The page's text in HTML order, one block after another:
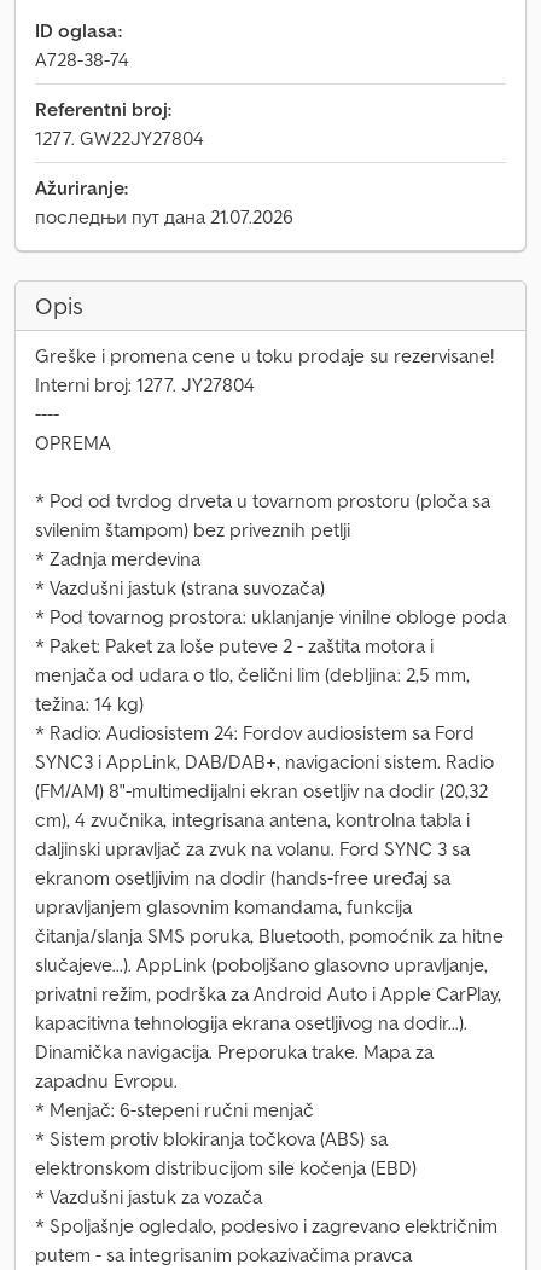
ID oglasa:
A728-38-74
Referentni broj:
1277. GW22JY27804
Ažuriranje:
последњи пут дана 21.07.2026
Opis
Greške i promena cene u toku prodaje su rezervisane!
Interni broj: 1277. JY27804
----
OPREMA
* Pod od tvrdog drveta u tovarnom prostoru (ploča sa
svilenim štampom) bez priveznih petlji
* Zadnja merdevina
* Vazdušni jastuk (strana suvozača)
* Pod tovarnog prostora: uklanjanje vinilne obloge poda
* Paket: Paket za loše puteve 2 - zaštita motora i
menjača od udara o tlo, čelični lim (debljina: 2,5 mm,
težina: 14 kg)
* Radio: Audiosistem 24: Fordov audiosistem sa Ford
SYNC3 i AppLink, DAB/DAB+, navigacioni sistem. Radio
(FM/AM) 8"-multimedijalni ekran osetljiv na dodir (20,32
cm), 4 zvučnika, integrisana antena, kontrolna tabla i
daljinski upravljač za zvuk na volanu. Ford SYNC 3 sa
ekranom osetljivim na dodir (hands-free uređaj sa
upravljanjem glasovnim komandama, funkcija
čitanja/slanja SMS poruka, Bluetooth, pomoćnik za hitne
slučajeve...). AppLink (poboljšano glasovno upravljanje,
privatni režim, podrška za Android Auto i Apple CarPlay,
kapacitivna tehnologija ekrana osetljivog na dodir...).
Dinamička navigacija. Preporuka trake. Mapa za
zapadnu Evropu.
* Menjač: 6-stepeni ručni menjač
* Sistem protiv blokiranja točkova (ABS) sa
elektronskom distribucijom sile kočenja (EBD)
* Vazdušni jastuk za vozača
* Spoljašnje ogledalo, podesivo i zagrevano električnim
putem - sa integrisanim pokazivačima pravca